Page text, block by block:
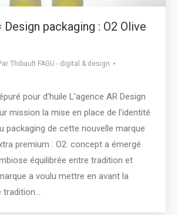
Design packaging : O2 Olive
Thibault FAGU - digital & design
pour d’huile L’agence AR Design
mission la mise en place de l’identité
packaging de cette nouvelle marque
premium : O2. concept a émergé
équilibrée entre tradition et
a voulu mettre en avant la
tradition…